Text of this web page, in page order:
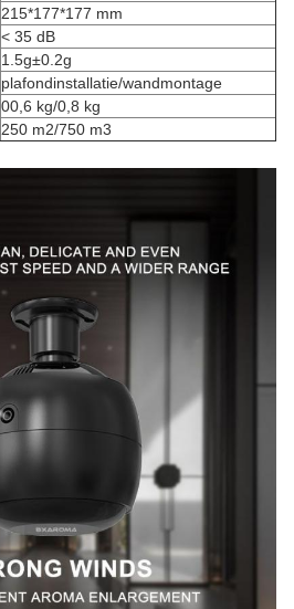
215*177*177 mm
< 35 dB
1.5g±0.2g
plafondinstallatie/wandmontage
00,6 kg/0,8 kg
250 m2/750 m3